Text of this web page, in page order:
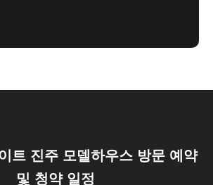
트 진주 모델하우스 방문 예약
및 청약 일정